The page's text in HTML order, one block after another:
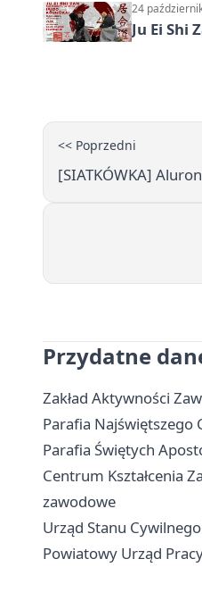
24
Ju Ei Shi
<< Poprzedni
[SIATKÓWKA]
Przydatne
Zakład Aktywności
Parafia Najświętszego
Parafia Świętych
Centrum Kształcenia
zawodowe
Urząd Stanu
Powiatowy Urząd